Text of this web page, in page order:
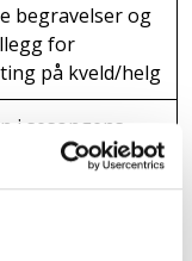
begravelser og
for
på kveld/helg
i sesongens